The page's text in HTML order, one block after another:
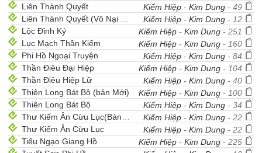
Liên Thành Quyết
Kiếm Hiệp - Kim Dung - 49
Liên Thành Quyết (Vô Nại Thư Sinh dịch)
Kiếm Hiệp - Kim Dung - 12
Lộc Đỉnh Ký
Kiếm Hiệp - Kim Dung - 251
Lục Mạch Thần Kiếm
Kiếm Hiệp - Kim Dung - 160
Phi Hồ Ngoại Truyện
Kiếm Hiệp - Kim Dung - 84
Thần Điêu Đại Hiệp
Kiếm Hiệp - Kim Dung - 104
Thần Điêu Hiệp Lữ
Kiếm Hiệp - Kim Dung - 40
Thiên Long Bát Bộ (bản Mới)
Kiếm Hiệp - Kim Dung - 100
Thiên Long Bát Bộ
Kiếm Hiệp - Kim Dung - 34
Thư Kiếm Ân Cừu Lục(Bản Mới)
Kiếm Hiệp - Kim Dung - 22
Thư Kiếm Ân Cừu Lục
Kiếm Hiệp - Kim Dung - 22
Tiếu Ngạo Giang Hồ
Kiếm Hiệp - Kim Dung - 225